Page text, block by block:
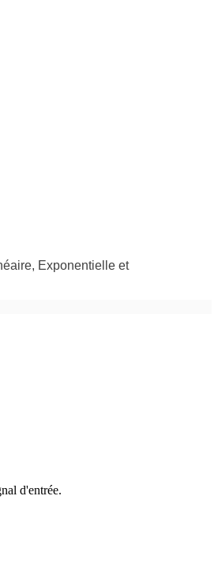
Exponentielle et
d'entrée.